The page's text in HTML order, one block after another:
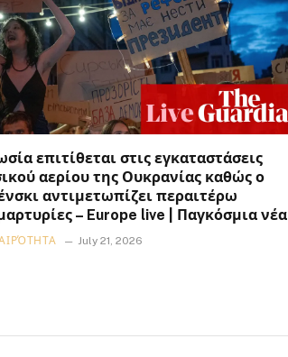
επιτίθεται στις εγκαταστάσεις
αερίου της Ουκρανίας καθώς ο
αντιμετωπίζει περαιτέρω
– Europe live | Παγκόσμια νέα
July 21, 2026